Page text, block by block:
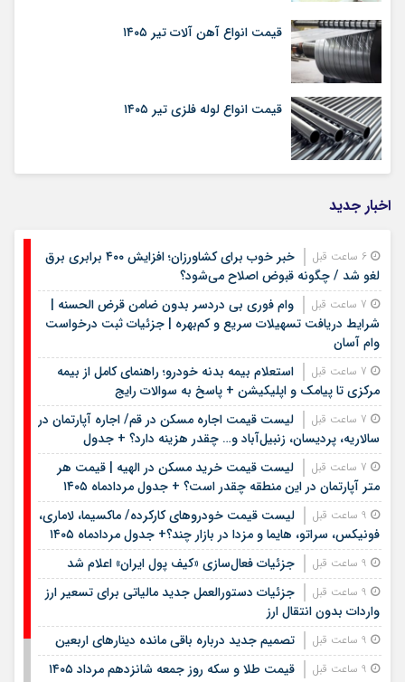
قیمت انواع آهن آلات تیر ۱۴۰۵
قیمت انواع لوله فلزی تیر ۱۴۰۵
اخبار جدید
خبر خوب برای کشاورزان؛ افزایش ۴۰۰ برابری برق
لغو شد / چگونه قبوض اصلاح می‌شود؟
وام فوری بی دردسر بدون ضامن قرض الحسنه |
شرایط دریافت تسهیلات سریع و کم‌بهره | جزئیات ثبت درخواست
وام آسان
استعلام بیمه بدنه خودرو؛ راهنمای کامل از بیمه
مرکزی تا پیامک و اپلیکیشن + پاسخ به سوالات رایج
لیست قیمت اجاره مسکن در قم/ اجاره آپارتمان در
سالاریه، پردیسان، زنبیل‌آباد و… چقدر هزینه دارد؟ + جدول
لیست قیمت خرید مسکن در الهیه | قیمت هر
متر آپارتمان در این منطقه چقدر است؟ + جدول مردادماه ۱۴۰۵
لیست قیمت خودروهای کارکرده/ ماکسیما، لاماری،
فونیکس، سراتو، هایما و مزدا در بازار چند؟+ جدول مردادماه ۱۴۰۵
جزئیات فعال‌سازی «کیف پول ایران» اعلام شد
جزئیات دستورالعمل جدید مالیاتی برای تسعیر ارز
واردات بدون انتقال ارز
تصمیم جدید درباره باقی مانده دینارهای اربعین
قیمت طلا و سکه روز جمعه شانزدهم مرداد ۱۴۰۵